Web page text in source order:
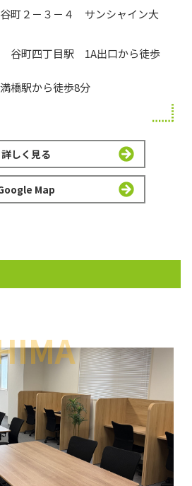
町２－３－４ サンシャイン大
谷町四丁目駅 1A出口から徒歩
橋駅から徒歩8分
詳しく見る
Map